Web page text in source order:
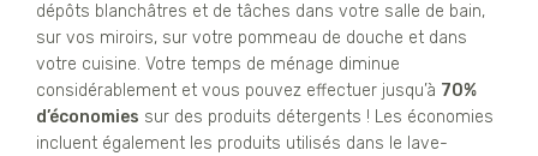
dépôts blanchâtres et de tâches dans votre salle de bain,
sur vos miroirs, sur votre pommeau de douche et dans
votre cuisine. Votre temps de ménage diminue
considérablement et vous pouvez effectuer jusqu’à 70%
d’économies sur des produits détergents ! Les économies
incluent également les produits utilisés dans le lave-